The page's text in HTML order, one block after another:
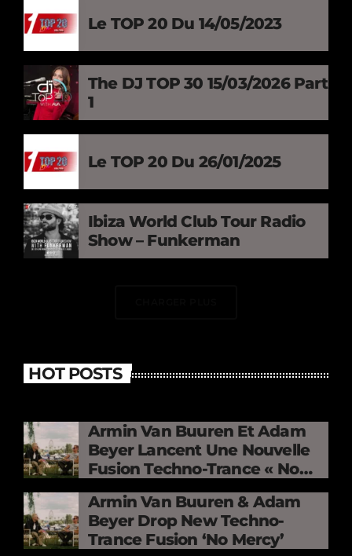
Le TOP 20 Du 14/05/2023
The DJ TOP 30 15/03/2026 Part
1
Le TOP 20 Du 26/01/2025
Ibiza World Club Tour Radio
Show – Funkerman
HOT POSTS
Armin Van Buuren Et Adam
Beyer Lancent Une Nouvelle
Fusion Techno-Trance « No
Mercy »
Armin Van Buuren & Adam
Beyer Drop New Techno-
Trance Fusion ‘No Mercy’